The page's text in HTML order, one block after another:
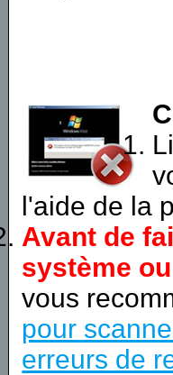
l'aide de la
Avant de
système
vous
pour
erreurs de